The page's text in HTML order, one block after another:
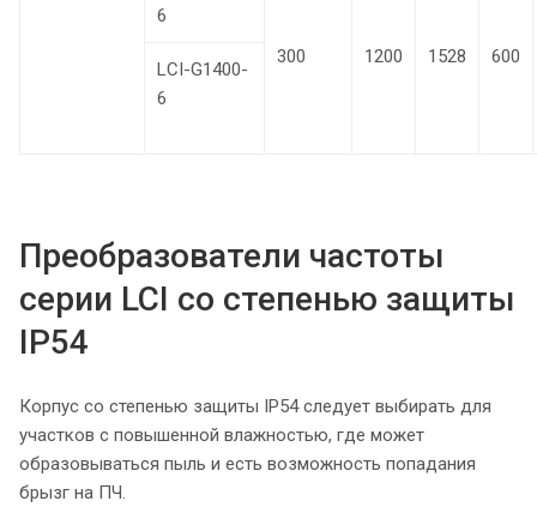
6
300
1200 1528 600
LCI-G1400-
6
Преобразователи частоты
серии LCI со степенью защиты
IP54
Корпус со степенью защиты IP54 следует выбирать для
участков с повышенной влажностью, где может
образовываться пыль и есть возможность попадания
брызг на ПЧ.